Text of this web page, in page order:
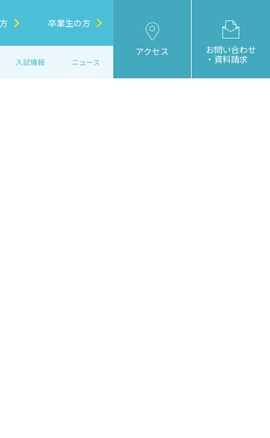
卒業生の方
入試情報 ニュース
アクセス
お問い合わせ
・資料請求